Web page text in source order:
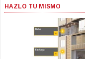
HAZLO TU MISMO